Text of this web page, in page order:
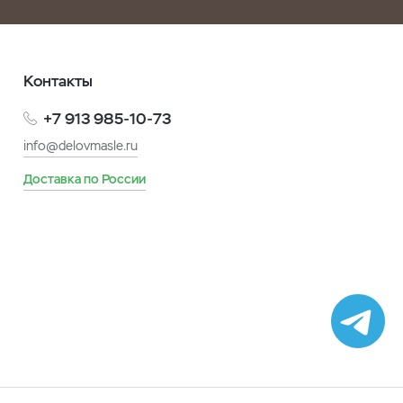
Контакты
+7 913 985-10-73
info@delovmasle.ru
Доставка по России